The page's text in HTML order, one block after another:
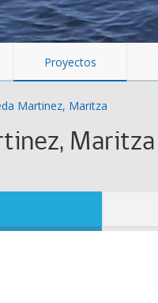
Proyectos
Martinez, Maritza
Maritza